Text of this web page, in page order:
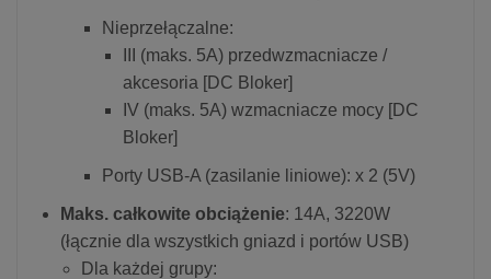
Nieprzełączalne:
III (maks. 5A) przedwzmacniacze /
akcesoria [DC Bloker]
IV (maks. 5A) wzmacniacze mocy [DC
Bloker]
Porty USB-A (zasilanie liniowe): x 2 (5V)
Maks. całkowite obciążenie: 14A, 3220W
(łącznie dla wszystkich gniazd i portów USB)
Dla każdej grupy: